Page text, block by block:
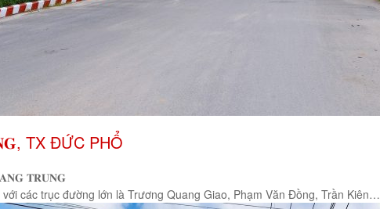
TX ĐỨC PHỔ
𝐓𝐑𝐔𝐍𝐆
các trục đường lớn là Trương Quang Giao, Phạm Văn Đồng, Trần Kiên…